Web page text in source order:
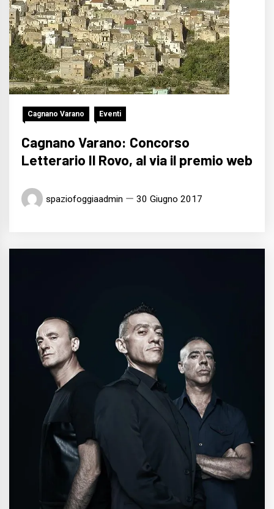
Cagnano Varano Eventi
Cagnano Varano: Concorso
Letterario Il Rovo, al via il premio web
spaziofoggiaadmin 30 Giugno 2017